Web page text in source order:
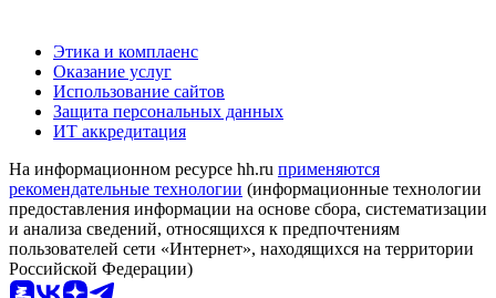
Этика и комплаенс
Оказание услуг
Использование сайтов
Защита персональных данных
ИТ аккредитация
На информационном ресурсе hh.ru применяются
рекомендательные технологии (информационные технологии
предоставления информации на основе сбора, систематизации
и анализа сведений, относящихся к предпочтениям
пользователей сети «Интернет», находящихся на территории
Российской Федерации)